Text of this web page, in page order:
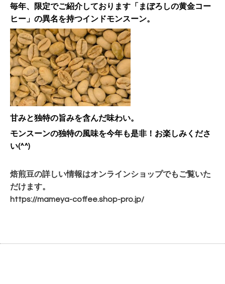
毎年、限定でご紹介しております「まぼろしの黄金コー
ヒー」の異名を持つインドモンスーン。
甘みと独特の旨みを含んだ味わい。
モンスーンの独特の風味を今年も是非！お楽しみくださ
い(^^)
焙煎豆の詳しい情報はオンラインショップでもご覧いた
だけます。
https://mameya-coffee.shop-pro.jp/